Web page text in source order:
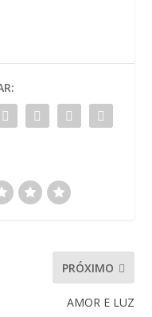
PRÓXIMO
AMOR E LUZ